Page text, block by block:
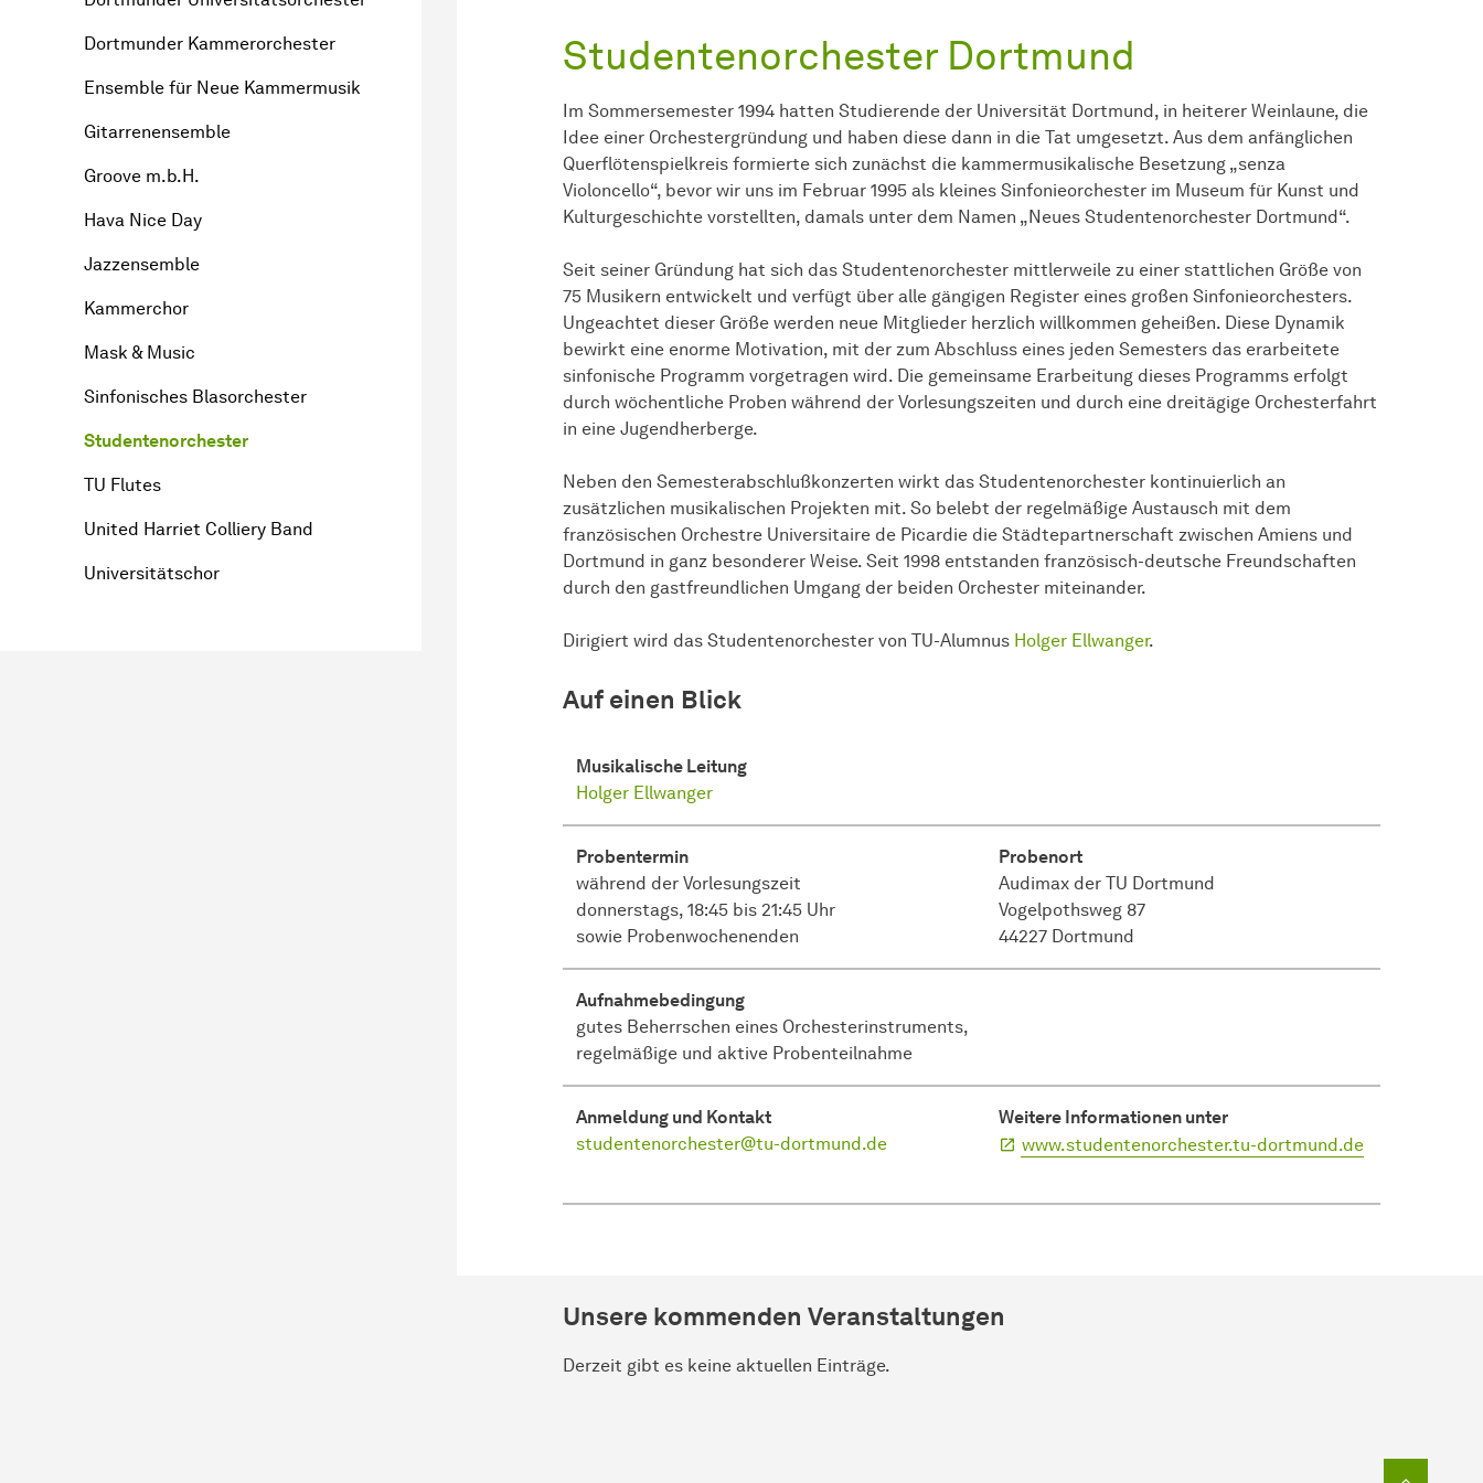
Dortmunder Kammerorchester
Ensemble für Neue Kammermusik
Gitarrenensemble
Groove m.b.H.
Hava Nice Day
Jazzensemble
Kammerchor
Mask & Music
Sinfonisches Blasorchester
Studentenorchester
TU Flutes
United Harriet Colliery Band
Universitätschor
Studentenorchester Dortmund
Im Sommersemester 1994 hatten Studierende der Universität Dortmund, in heiterer Weinlaune, die
Idee einer Orchestergründung und haben diese dann in die Tat umgesetzt. Aus dem anfänglichen
Querflötenspielkreis formierte sich zunächst die kammermusikalische Besetzung „senza
Violoncello“, bevor wir uns im Februar 1995 als kleines Sinfonieorchester im Museum für Kunst und
Kulturgeschichte vorstellten, damals unter dem Namen „Neues Studentenorchester Dortmund“.
Seit seiner Gründung hat sich das Studentenorchester mittlerweile zu einer stattlichen Größe von
75 Musikern entwickelt und verfügt über alle gängigen Register eines großen Sinfonieorchesters.
Ungeachtet dieser Größe werden neue Mitglieder herzlich willkommen geheißen. Diese Dynamik
bewirkt eine enorme Motivation, mit der zum Abschluss eines jeden Semesters das erarbeitete
sinfonische Programm vorgetragen wird. Die gemeinsame Erarbeitung dieses Programms erfolgt
durch wöchentliche Proben während der Vorlesungszeiten und durch eine dreitägige Orchesterfahrt
in eine Jugendherberge.
Neben den Semesterabschlußkonzerten wirkt das Studentenorchester kontinuierlich an
zusätzlichen musikalischen Projekten mit. So belebt der regelmäßige Austausch mit dem
französischen Orchestre Universitaire de Picardie die Städtepartnerschaft zwischen Amiens und
Dortmund in ganz besonderer Weise. Seit 1998 entstanden französisch-deutsche Freundschaften
durch den gastfreundlichen Umgang der beiden Orchester miteinander.
Dirigiert wird das Studentenorchester von TU-Alumnus Holger Ellwanger.
Auf einen Blick
Musikalische Leitung
Holger Ellwanger
Probentermin
während der Vorlesungszeit
donnerstags, 18:45 bis 21:45 Uhr
sowie Probenwochenenden
Probenort
Audimax der TU Dortmund
Vogelpothsweg 87
44227 Dortmund
Aufnahmebedingung
gutes Beherrschen eines Orchesterinstruments,
regelmäßige und aktive Probenteilnahme
Anmeldung und Kontakt
studentenorchester@tu-dortmund.de
Weitere Informationen unter
www.studentenorchester.tu-dortmund.de
Unsere kommenden Veranstaltungen
Derzeit gibt es keine aktuellen Einträge.